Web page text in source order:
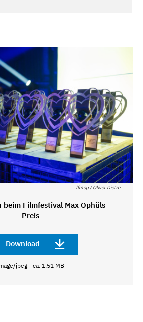
ffmop / Oliver Dietze
beim Filmfestival Max Ophüls
Preis
Download
jpeg - ca. 1,51 MB